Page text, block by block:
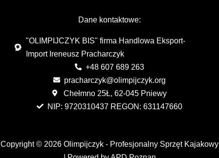
Dane kontaktowe:
"OLIMPIJCZYK BIS" firma Handlowa Eksport-
Import Ireneusz Pracharczyk
+48 607 689 263
pracharczyk@olimpijczyk.org
Chełmno 25Ł, 62-045 Pniewy
NIP: 9720310437 REGON: 631147660
Copyright © 2026 Olimpijczyk - Profesjonalny Sprzęt Kajakowy